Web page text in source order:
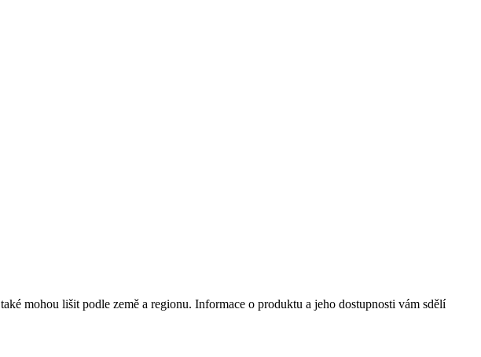
naší ambulance.
mohou lišit podle země a regionu. Informace o produktu a jeho dostupnosti vám sdělí